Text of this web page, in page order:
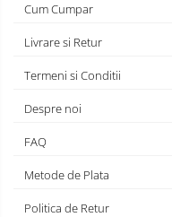
Cum Cumpar
Livrare si Retur
Termeni si Conditii
Despre noi
FAQ
Metode de Plata
Politica de Retur